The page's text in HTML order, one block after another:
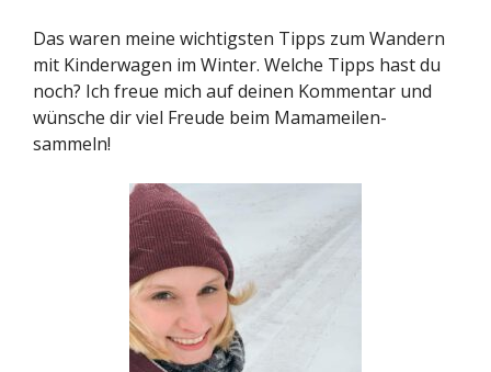
Das waren meine wichtigsten Tipps zum Wandern
mit Kinderwagen im Winter. Welche Tipps hast du
noch? Ich freue mich auf deinen Kommentar und
wünsche dir viel Freude beim Mamameilen-
sammeln!